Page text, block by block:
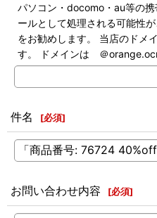
パソコン・docomo・au等の
ールとして処理される可能性
をお勧めします。 当店のドメ
す。 ドメインは ＠
件名 [必須]
お問い合わせ内容 [必須]